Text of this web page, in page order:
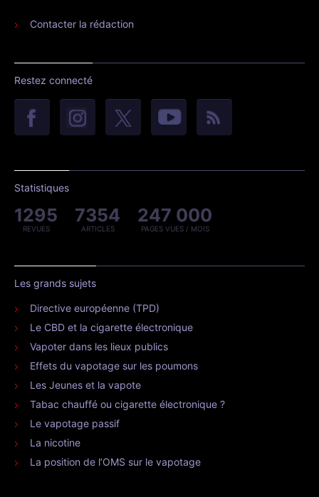
Contacter la rédaction
Restez connecté
Statistiques
1295
REVUES
7354
ARTICLES
247 000
PAGES VUES / MOIS
Les grands sujets
Directive européenne (TPD)
Le CBD et la cigarette électronique
Vapoter dans les lieux publics
Effets du vapotage sur les poumons
Les Jeunes et la vapote
Tabac chauffé ou cigarette électronique ?
Le vapotage passif
La nicotine
La position de l’OMS sur le vapotage